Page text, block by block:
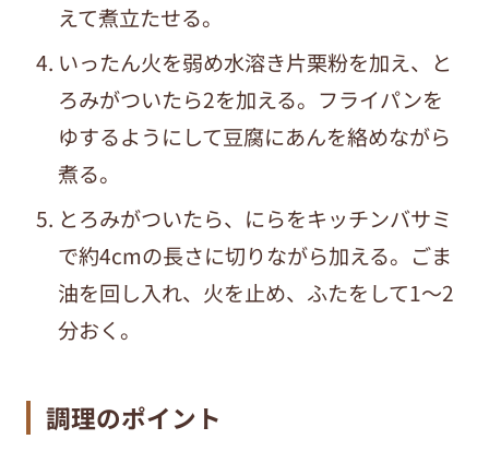
えて煮立たせる。
いったん火を弱め水溶き片栗粉を加え、と
ろみがついたら2を加える。フライパンを
ゆするようにして豆腐にあんを絡めながら
煮る。
とろみがついたら、にらをキッチンバサミ
で約4cmの長さに切りながら加える。ごま
油を回し入れ、火を止め、ふたをして1～2
分おく。
調理のポイント